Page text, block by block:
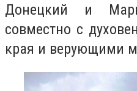
Донецкий и
совместно с
края и верующими